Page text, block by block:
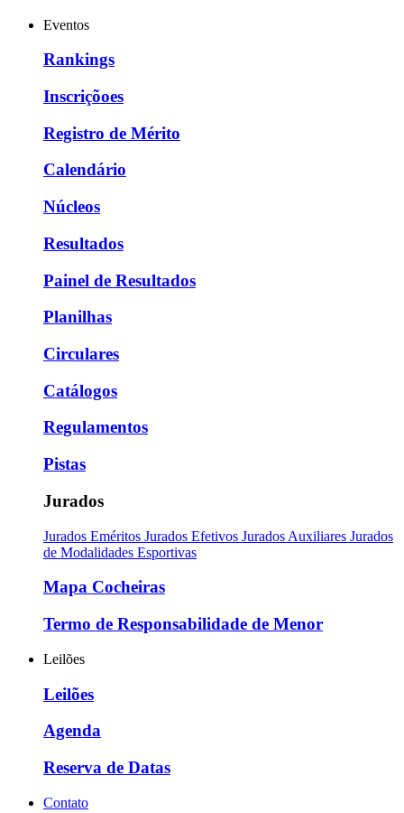
Eventos
Rankings
Inscriçõoes
Registro de Mérito
Calendário
Núcleos
Resultados
Painel de Resultados
Planilhas
Circulares
Catálogos
Regulamentos
Pistas
Jurados
Jurados Eméritos Jurados Efetivos Jurados Auxiliares Jurados
de Modalidades Esportivas
Mapa Cocheiras
Termo de Responsabilidade de Menor
Leilões
Leilões
Agenda
Reserva de Datas
Contato